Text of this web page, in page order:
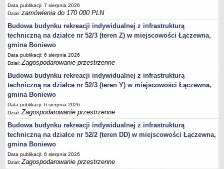
Urząd gminy
Wójt
Jednostki organizacyjne
jednostki pomocnicze /sołectwa Gminy Boniewo/
Gminne Instytucje Kultury
Nabór pracowników na stanowiska pracy
Deklaracja dostępności strony internetowej Urzędu Gminy Boniewo
RODO
REJESTRY
Rejestry i ewidencje
Rejestr działalności regulowanej
Ewidencja udzielonych i cofniętych zezwoleń na prowadzenie
Zbiorowego Zaopatrzenia w Wodę i Zbiorowego Odprowadzania
Ścieków
Data publikacji: 7 sierpnia 2026
Dział:zamówienia do 170 000 PLN
Budowa budynku rekreacji indywidualnej z infrastrukturą
techniczną na działce nr 52/3 (teren Z) w miejscowości Łączewna,
gmina Boniewo
Data publikacji: 6 sierpnia 2026
Dział:Zagospodarowanie przestrzenne
Budowa budynku rekreacji indywidualnej z infrastrukturą
techniczną na działce nr 52/3 (teren Y) w miejscowości Łączewna,
gmina Boniewo
Data publikacji: 6 sierpnia 2026
Dział:Zagospodarowanie przestrzenne
Budowa budynku rekreacji indywidualnej z infrastrukturą
techniczną na działce nr 52/2 (teren DD) w miejscowości Łączewna,
gmina Boniewo
Data publikacji: 6 sierpnia 2026
Dział:Zagospodarowanie przestrzenne